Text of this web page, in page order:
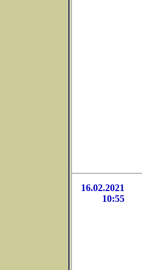
16.02.2021
10:55